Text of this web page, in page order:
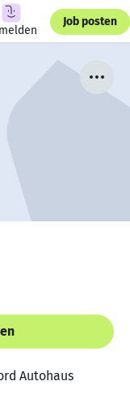
Job posten
Autohaus